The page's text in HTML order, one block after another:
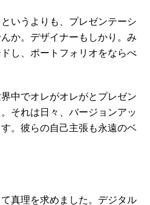
いうよりも、プレゼンテーシ
か。デザイナーもしかり。み
し、ポートフォリオをならべ
中でオレがオレがとプレゼン
それは日々、バージョンアッ
。彼らの自己主張も永遠のベ
真理を求めました。デジタル